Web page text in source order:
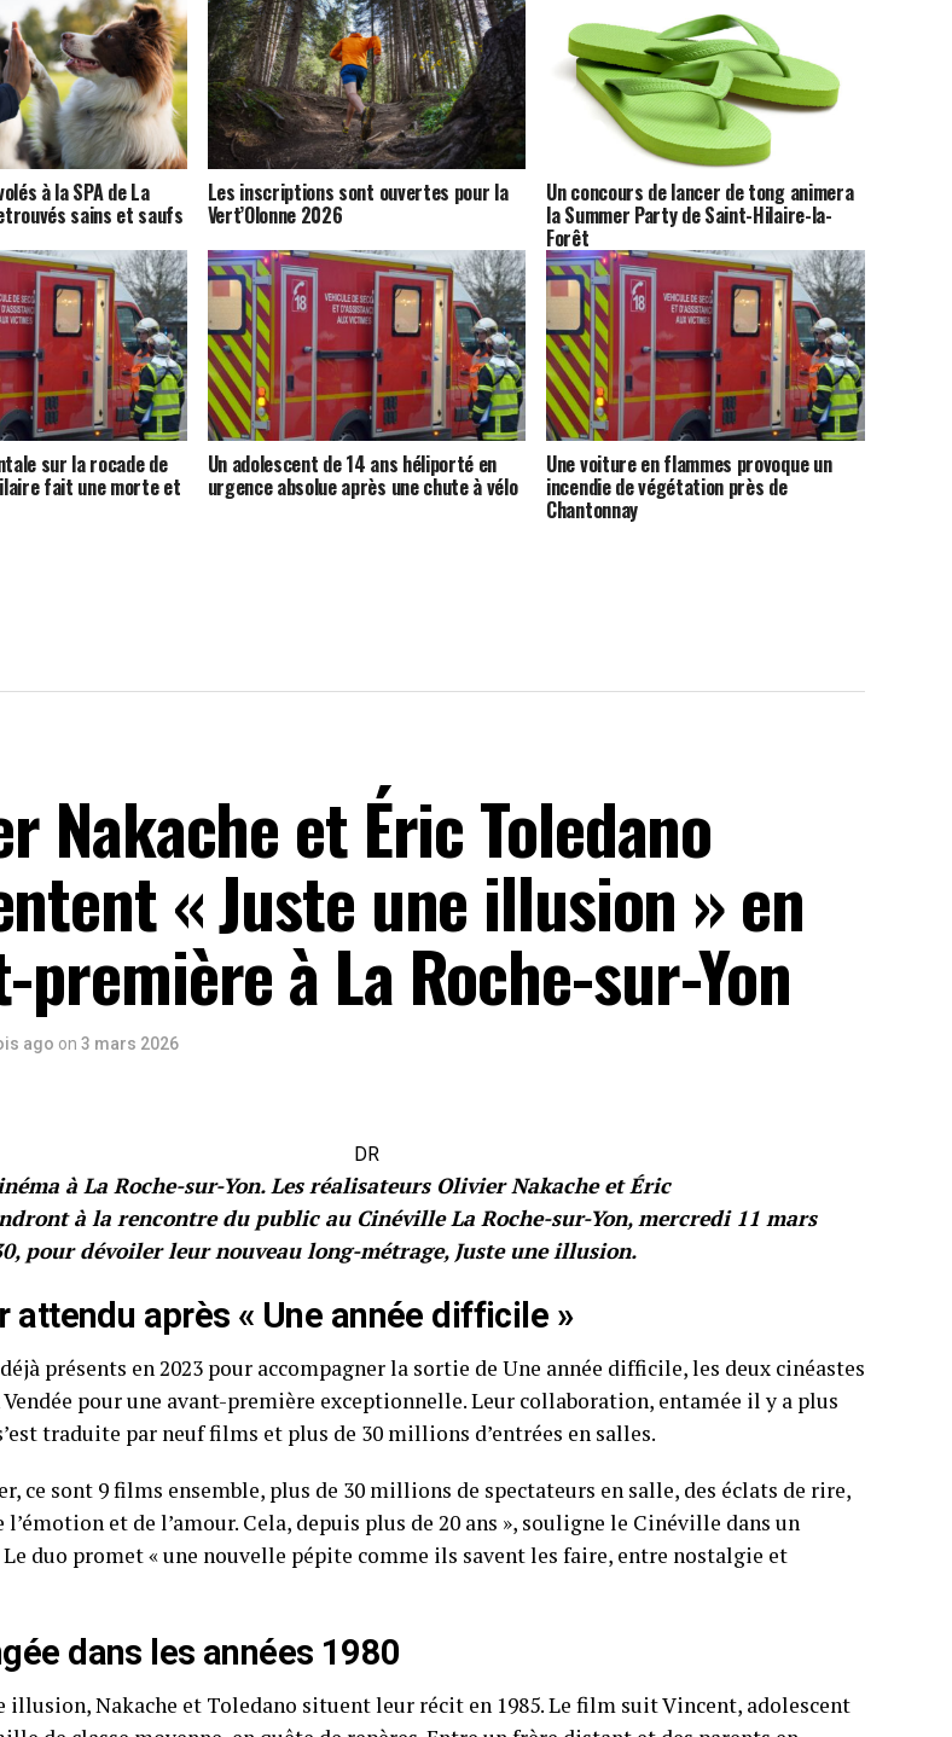
à la SPA de La
sains et saufs
Les inscriptions sont ouvertes pour la
Vert’Olonne 2026
Un concours de lancer de tong animera
la Summer Party de Saint-Hilaire-la-
Forêt
sur la rocade de
fait une morte et
Un adolescent de 14 ans héliporté en
urgence absolue après une chute à vélo
Une voiture en flammes provoque un
incendie de végétation près de
Chantonnay
Nakache et Éric Toledano
« Juste une illusion » en
première à La Roche-sur-Yon
ago on 3 mars 2026
DR
à La Roche-sur-Yon. Les réalisateurs Olivier Nakache et Éric
à la rencontre du public au Cinéville La Roche-sur-Yon, mercredi 11 mars
pour dévoiler leur nouveau long-métrage, Juste une illusion.
attendu après « Une année difficile »
présents en 2023 pour accompagner la sortie de Une année difficile, les deux cinéastes
pour une avant-première exceptionnelle. Leur collaboration, entamée il y a plus
traduite par neuf films et plus de 30 millions d’entrées en salles.
ce sont 9 films ensemble, plus de 30 millions de spectateurs en salle, des éclats de rire,
l’émotion et de l’amour. Cela, depuis plus de 20 ans », souligne le Cinéville dans un
duo promet « une nouvelle pépite comme ils savent les faire, entre nostalgie et
dans les années 1980
illusion, Nakache et Toledano situent leur récit en 1985. Le film suit Vincent, adolescent